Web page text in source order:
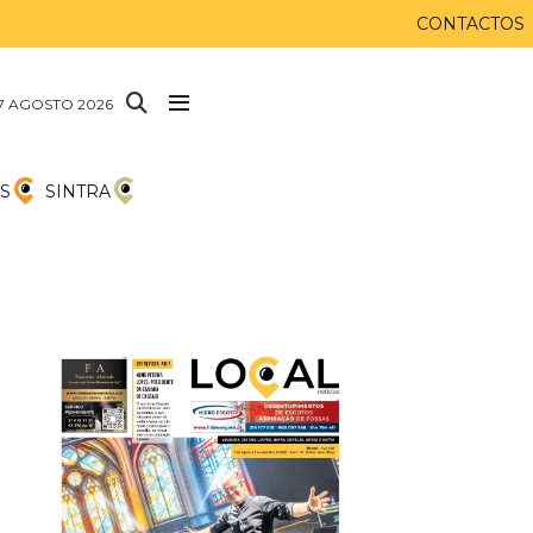
CONTACTOS
AGOSTO 2026
SINTRA